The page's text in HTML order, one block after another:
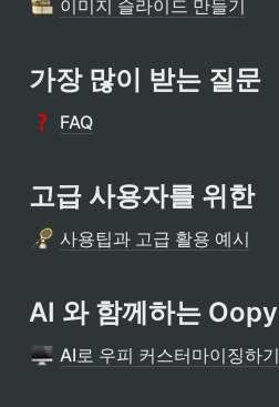
이미지 슬라이드 만들기
가장 많이 받는 질문
FAQ
고급 사용자를 위한
사용팁과 고급 활용 예시
AI 와 함께하는 Oopy
AI로 우피 커스터마이징하기